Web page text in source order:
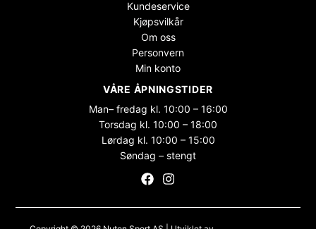
Kundeservice
Kjøpsvilkår
Om oss
Personvern
Min konto
VÅRE ÅPNINGSTIDER
Man– fredag kl. 10:00 – 16:00
Torsdag kl. 10:00 – 18:00
Lørdag kl. 10:00 – 15:00
Søndag – stengt